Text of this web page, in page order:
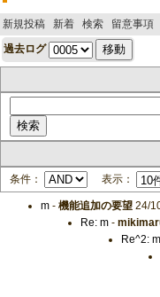
新規投稿 新着 検索 留意事項
過去ログ
条件： 表示：
m- 機能追加の要望24/
Re: m -
Re^2: m